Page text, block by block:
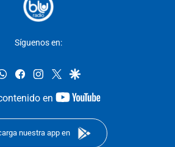
Síguenos en:
whatsappfacebookinstagram
twittergoogle
en
youtube-
nuestra app en